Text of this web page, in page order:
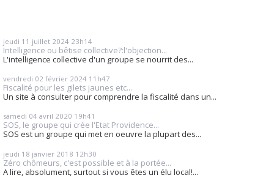
jeudi 11 juillet 2024 23h14
Intelligence ou bêtise collective?:l'objection...
L'intelligence collective d'un groupe se nourrit des...
vendredi 02 février 2024 11h47
Fiscalité pour les gilets jaunes etc...
Un site à consulter pour comprendre la fiscalité dans un...
samedi 04 avril 2020 19h41
SOS, le groupe qui crée l'Etat Providence...
SOS est un groupe qui met en oeuvre la plupart des...
jeudi 18 janvier 2018 12h30
Zéro chômeurs, c'est possible et à la portée...
A lire, absolument, surtout si vous êtes un élu local!...